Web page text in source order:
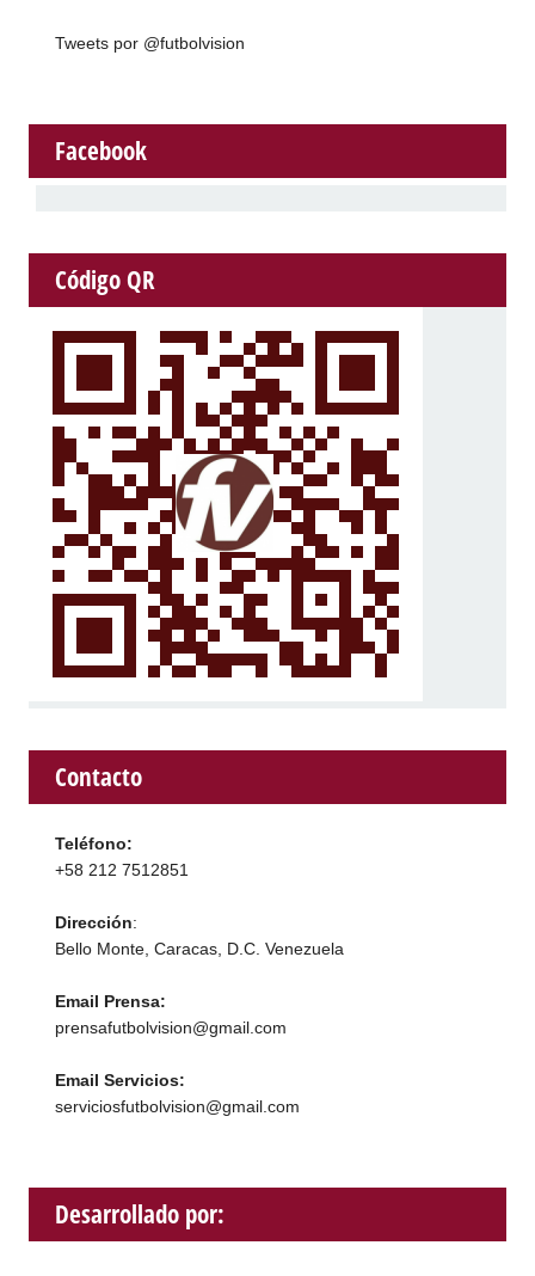
Tweets por @futbolvision
Facebook
Código QR
Contacto
Teléfono:
+58 212 7512851
Dirección:
Bello Monte, Caracas, D.C. Venezuela
Email Prensa:
prensafutbolvision@gmail.com
Email Servicios:
serviciosfutbolvision@gmail.com
Desarrollado por: